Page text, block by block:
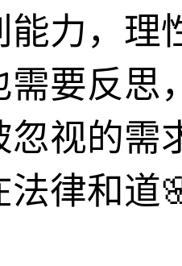
能力，理
需要反思
忽视的需
法律和道